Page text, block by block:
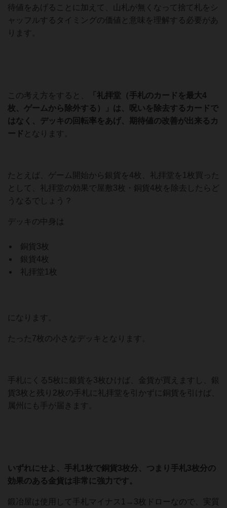
待値をあげることに加えて、山札が無くなって捨て札をシ
ャッフルするタイミングの価値と意味を理解する必要があ
ります。
この考え方をすると、
「礼拝堂（手札のカードを最大4
枚、ゲームから除外する）」は、呪いを除去するカードで
はなく、デッキの回転率をあげ、期待値の改善が出来るカ
ード となります。
たとえば、ゲーム開始から銀貨を4枚、礼拝堂を1枚買った
として、礼拝堂の効果で屋敷3枚・銅貨4枚を除去したらど
うなるでしょう？
デッキの中身は
銅貨3枚
銀貨4枚
礼拝堂1枚
になります。
たった7枚の小さなデッキとなります。
手札にくる5枚に銀貨を3枚ひけば、金貨が買えますし、銀
貨3枚と残り2枚の手札に礼拝堂を引かずに銅貨を引けば、
属州にも手が届きます。
いずれにせよ、手札1枚で銅貨3枚分、つまり手札3枚分の
効果のある金貨は非常に強力です。
鍛冶屋は使用して手札マイナス1→3枚ドローなので、実質